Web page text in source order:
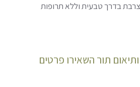
בדרך טבעית וללא תרופות
תור השאירו פרטים